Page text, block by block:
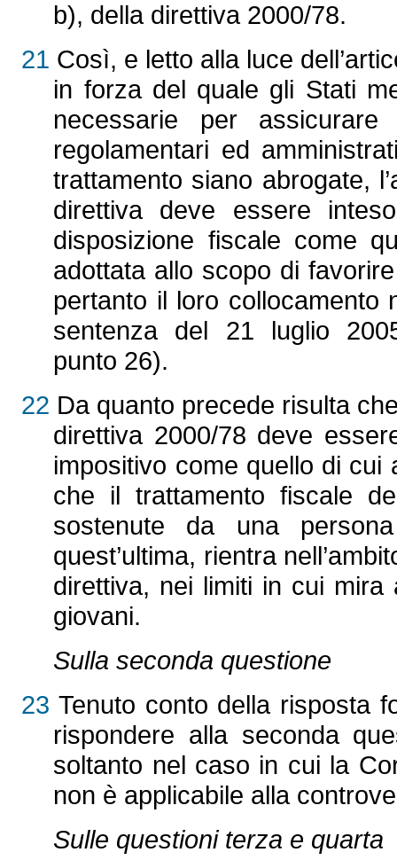
b), della direttiva 2000/78.
21 Così, e letto alla luce
in forza del quale gli Stati
necessarie per
regolamentari ed
trattamento siano abrogate,
direttiva deve essere
disposizione fiscale come
adottata allo scopo di
pertanto il loro collocamento
sentenza del 21 luglio
punto 26).
22 Da quanto precede risulta
direttiva 2000/78 deve
impositivo come quello di cui
che il trattamento fiscale
sostenute da una
quest’ultima, rientra
direttiva, nei limiti in cui mira
giovani.
Sulla seconda questione
23 Tenuto conto della risposta
rispondere alla seconda
soltanto nel caso in cui la
non è applicabile alla
Sulle questioni terza e quarta